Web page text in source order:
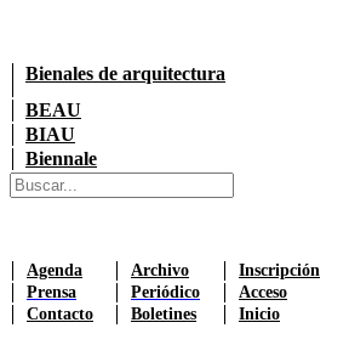
Bienales de arquitectura
BEAU
BIAU
Biennale
Agenda Archivo
Inscripción
Prensa
Periódico
Acceso
Contacto
Boletines Inicio